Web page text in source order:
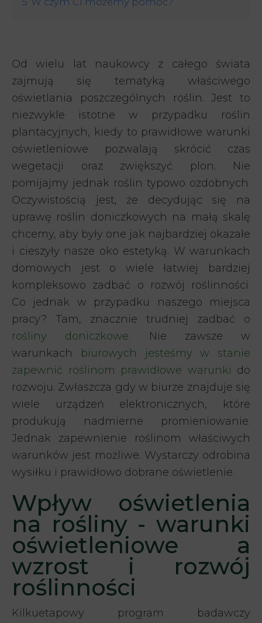
Od wielu lat naukowcy z całego świata
zajmują się tematyką właściwego
oświetlania poszczególnych roślin. Jest to
niezwykle istotne w przypadku roślin
plantacyjnych, kiedy to prawidłowe warunki
oświetleniowe pozwalają skrócić czas
wegetacji oraz zwiększyć plon. Nie
pomijajmy jednak roślin typowo ozdobnych.
Oczywistością jest, że decydując się na
uprawę roślin doniczkowych na małą skalę
chcemy, aby były one jak najbardziej okazałe
i cieszyły nasze oko estetyką. W warunkach
domowych jest o wiele łatwiej bardziej
kompleksowo zadbać o rozwój roślinności.
Co jednak w przypadku naszego miejsca
pracy? Tam, znacznie trudniej zadbać o
rośliny doniczkowe. Nie zawsze w
warunkach
biurowych jesteśmy w stanie
zapewnić roślinom prawidłowe warunki do
rozwoju. Zwłaszcza gdy w biurze znajduje się
wiele urządzeń elektronicznych, które
produkują nadmierne promieniowanie.
Jednak zapewnienie roślinom właściwych
warunków jest możliwe. Wystarczy odrobina
wysiłku i prawidłowo dobrane oświetlenie.
Wpływ oświetlenia
na rośliny - warunki
oświetleniowe a
wzrost i rozwój
roślinności
Kilkuetapowy program badawczy